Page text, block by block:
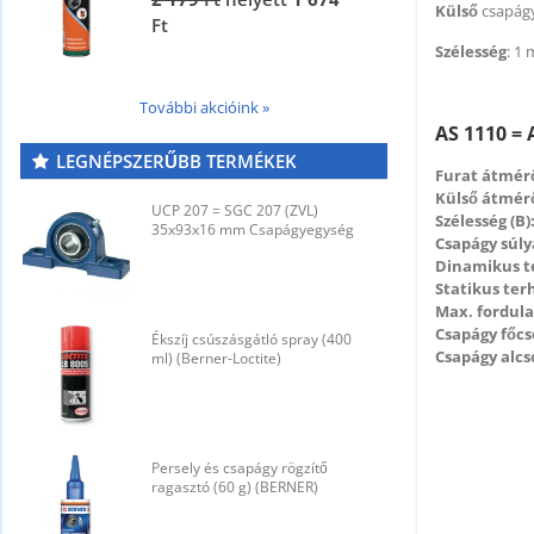
Külső
Szélesség: 1
AS 1110
Furat
Külső
Szélesség (B):
Csapágy
Dinamikus
Statikus
Max.
Csapágy
Csapágy
Ft
Ft
További akcióink »
LEGNÉPSZERŰBB TERMÉKEK
UCP 207 = SGC 207 (ZVL)
35x93x16 mm Csapágyegység
Ékszíj csúszásgátló spray (400
ml) (Berner-Loctite)
Persely és csapágy rögzítő
ragasztó (60 g) (BERNER)